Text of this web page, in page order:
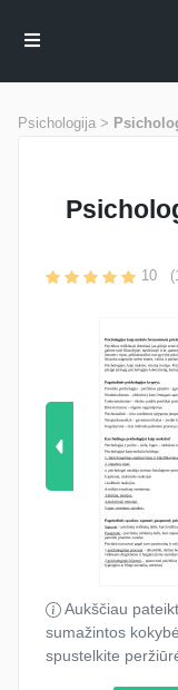
Psichologija >
10 (
Aukščiau
sumažintos
spustelkite